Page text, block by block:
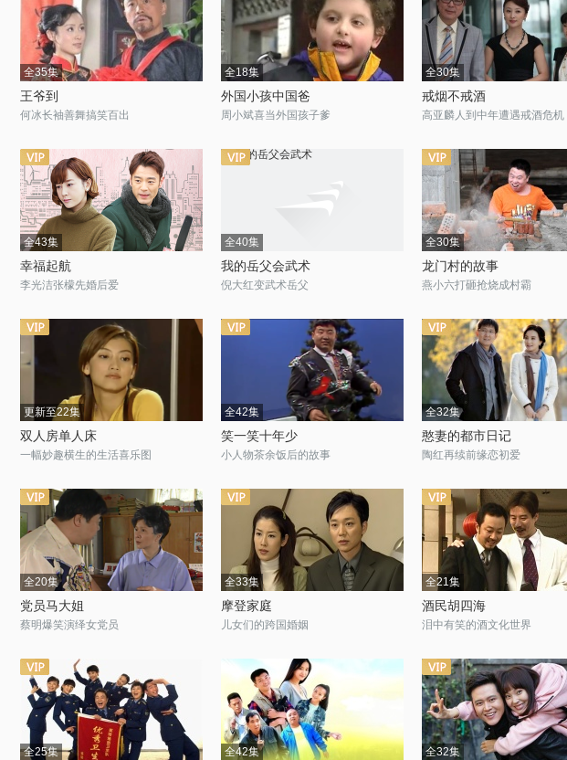
全35集
王爷到
何冰长袖善舞搞笑百出
全18集
外国小孩中国爸
周小斌喜当外国孩子爹
全30集
戒烟不戒酒
高亚麟人到中年遭遇戒酒危机
全43集
幸福起航
李光洁张檬先婚后爱
全40集
我的岳父会武术
倪大红变武术岳父
全30集
龙门村的故事
燕小六打砸抢烧成村霸
更新至22集
双人房单人床
一幅妙趣横生的生活喜乐图
全42集
笑一笑十年少
小人物茶余饭后的故事
全32集
憨妻的都市日记
陶红再续前缘恋初爱
全20集
党员马大姐
蔡明爆笑演绎女党员
全33集
摩登家庭
儿女们的跨国婚姻
全21集
酒民胡四海
泪中有笑的酒文化世界
全25集 全42集 全32集